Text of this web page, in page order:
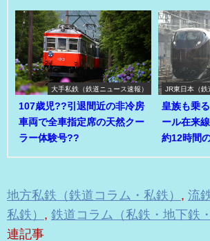
大手私鉄（鉄道ニュース速報）
107歳児??引退間近の非冷房
車両で全車指定席の天然クー
ラー体験号??
JR東日本（
皇族も乗
ール在来
約12時間
地方私鉄（鉄道コラム・私鉄）
流
私鉄）
鉄道コラム（私鉄・地下鉄
連記事